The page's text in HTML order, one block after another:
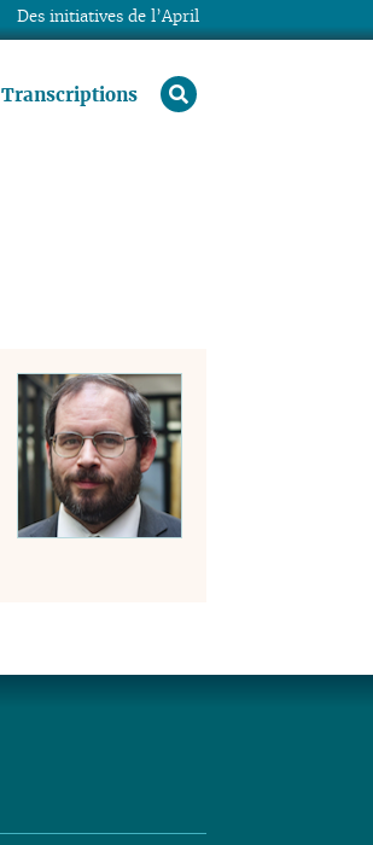
Transcriptions rechercher
Des initiatives de l’April